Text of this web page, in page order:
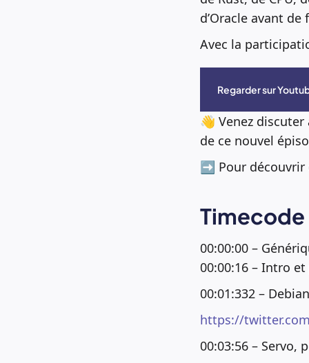
d’Oracle avant
Avec la
Regarder sur
👋 Venez discuter
de ce nouvel
➡️ Pour découvrir
Timecode
00:00:00 –
00:00:16 – Intro
00:01:332 –
https://
00:03:56 – Servo,